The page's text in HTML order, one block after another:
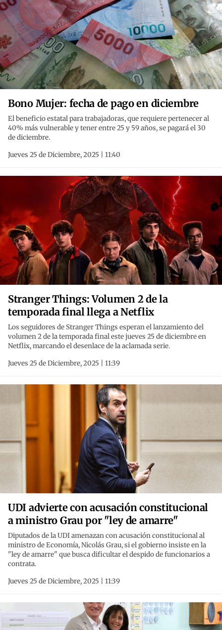
Bono Mujer: fecha de pago en diciembre
El beneficio estatal para trabajadoras, que requiere pertenecer al
40% más vulnerable y tener entre 25 y 59 años, se pagará el 30
de diciembre.
Jueves 25 de Diciembre, 2025 | 11:40
Stranger Things: Volumen 2 de la
temporada final llega a Netflix
Los seguidores de Stranger Things esperan el lanzamiento del
volumen 2 de la temporada final este jueves 25 de diciembre en
Netflix, marcando el desenlace de la aclamada serie.
Jueves 25 de Diciembre, 2025 | 11:39
UDI advierte con acusación constitucional
a ministro Grau por "ley de amarre"
Diputados de la UDI amenazan con acusación constitucional al
ministro de Economía, Nicolás Grau, si el gobierno insiste en la
"ley de amarre" que busca dificultar el despido de funcionarios a
contrata.
Jueves 25 de Diciembre, 2025 | 11:39